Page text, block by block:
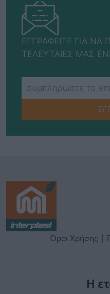
ΕΓΓΡΑΦΕΙΤΕ ΓΙΑ ΝΑ
ΤΕΛΕΥΤΑΙΕΣ ΜΑΣ
Terms &
Όροι Χρήσης
Η